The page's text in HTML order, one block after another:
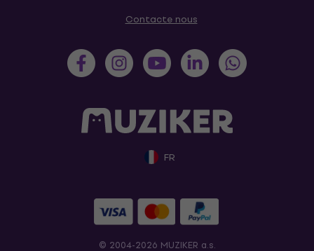
Contacte nous
FR
© 2004-2026 MUZIKER a.s.